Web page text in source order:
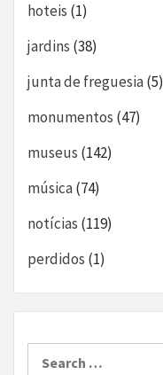
hoteis (1)
jardins (38)
junta de freguesia(5)
monumentos (47)
museus (142)
música(74)
notícias (119)
perdidos (1)